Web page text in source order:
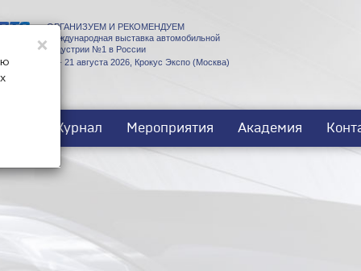
ОРГАНИЗУЕМ И РЕКОМЕНДУЕМ
Международная выставка автомобильной
индустрии №1 в России
18 - 21 августа 2026, Крокус Экспо (Москва)
Журнал Мероприятия Академия
×